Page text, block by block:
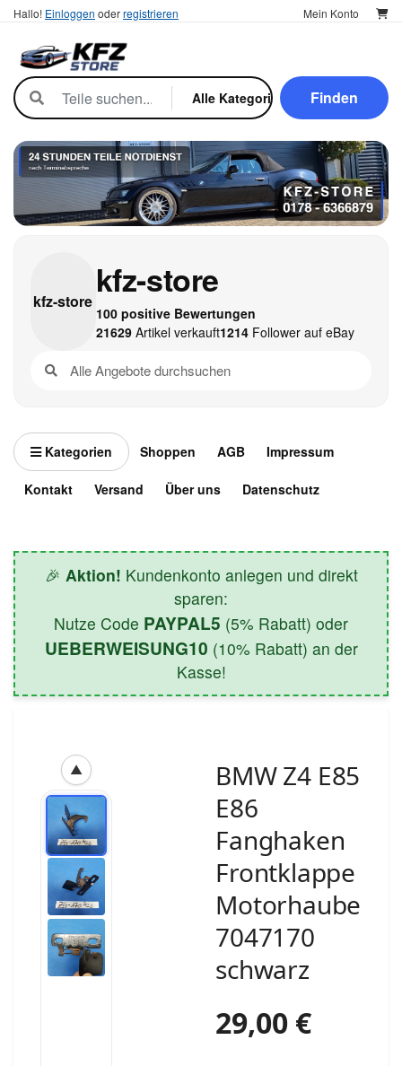
Hallo! Einloggen oderregistrieren Mein Konto
Finden
kfz-store
kfz-store
100 positive Bewertungen
21629Artikel verkauft1214Follower auf eBay
Kategorien Shoppen AGB Impressum
Kontakt Versand Über uns Datenschutz
🎉 Aktion! Kundenkonto anlegen und direkt
sparen:
Nutze Code PAYPAL5 (5% Rabatt) oder
UEBERWEISUNG10 (10% Rabatt) an der
Kasse!
▲
BMW Z4 E85
E86
Fanghaken
Frontklappe
Motorhaube
7047170
schwarz
29,00 €